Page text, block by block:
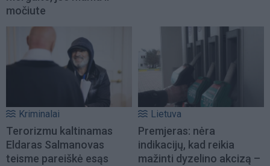
močiute
Kriminalai
Terorizmu kaltinamas
Eldaras Salmanovas
teisme pareiškė esąs
Lietuva
Premjeras: nėra
indikacijų, kad reikia
mažinti dyzelino akcizą –